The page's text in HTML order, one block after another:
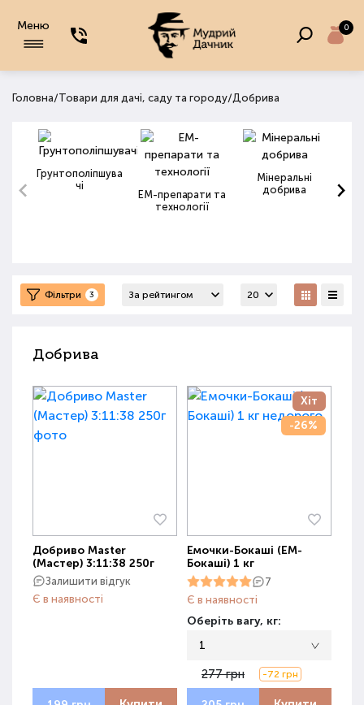
Меню 0
Головна/Товари для дачі, саду та городу/Добрива
Грунтополіпшува
чі
ЕМ-препарати та
технології
Мінеральні
добрива
Фільтри 3
Добрива
Добриво Master
(Мастер) 3:11:38 250г
Залишити відгук
Є в наявності
Хіт
-26%
Емочки-Бокаші (ЕМ-
Бокаші) 1 кг
7
Є в наявності
Оберіть вагу, кг:
1
277 грн -72 грн